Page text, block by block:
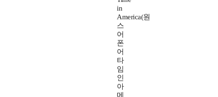
in
America(원
스
어
폰
어
타
임
인
아
메